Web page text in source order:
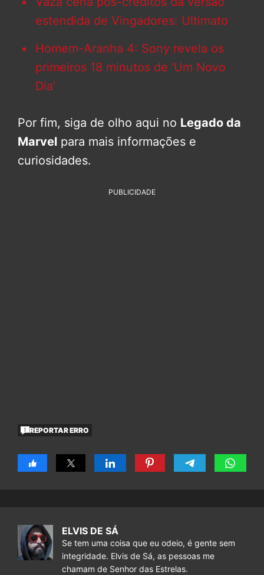
estendida de Vingadores: Ultimato
Homem-Aranha 4: Sony revela os
primeiros 18 minutos de ‘Um Novo
Dia’
Por fim, siga de olho aqui no Legado da
Marvel para mais informações e
curiosidades.
PUBLICIDADE
REPORTAR ERRO
ELVIS DE SÁ
Se tem uma coisa que eu odeio, é gente sem
integridade. Elvis de Sá, as pessoas me
chamam de Senhor das Estrelas.